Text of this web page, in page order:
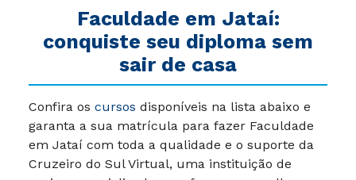
Faculdade em Jataí:
conquiste seu diploma sem
sair de casa
Confira os cursos disponíveis na lista abaixo e
garanta a sua matrícula para fazer Faculdade
em Jataí com toda a qualidade e o suporte da
Cruzeiro do Sul Virtual, uma instituição de